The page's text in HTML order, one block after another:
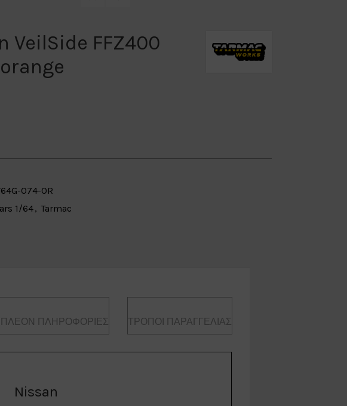
VeilSide FFZ400
074-OR
1/64, Tarmac
ΠΛΗΡΟΦΟΡΊΕΣ ΤΡΌΠΟΙ ΠΑΡΑΓΓΕΛΊΑΣ
Nissan